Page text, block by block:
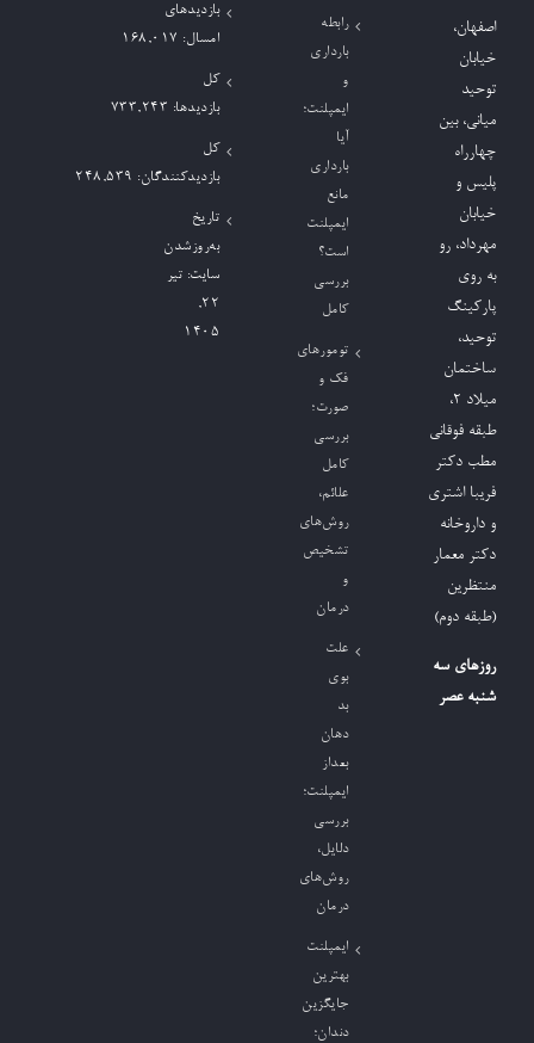
اصفهان،
خیابان
توحید
میانی، بین
چهارراه
پلیس و
خیابان
مهرداد، رو
به روی
پارکینگ
توحید،
ساختمان
میلاد ٢،
طبقه فوقانی
مطب دکتر
فریبا اشتری
و داروخانه
دکتر معمار
منتظرین
(طبقه دوم)
روزهای سه
شنبه عصر
رابطه
بارداری
و
ایمپلنت؛
آیا
بارداری
مانع
ایمپلنت
است؟
بررسی
کامل
تومورهای
فک و
صورت؛
بررسی
کامل
علائم،
روش‌های
تشخیص
و
درمان
علت
بوی
بد
دهان
بعداز
ایمپلنت؛
بررسی
دلایل،
روش‌های
درمان
ایمپلنت
بهترین
جایگزین
دندان؛
بازدیدهای
امسال: 168,017
کل
بازدیدها: 733,243
کل
بازدیدکنند‌گان: 248,539
تاریخ
به‌روزشدن
سایت: تیر
۲۲,
۱۴۰۵